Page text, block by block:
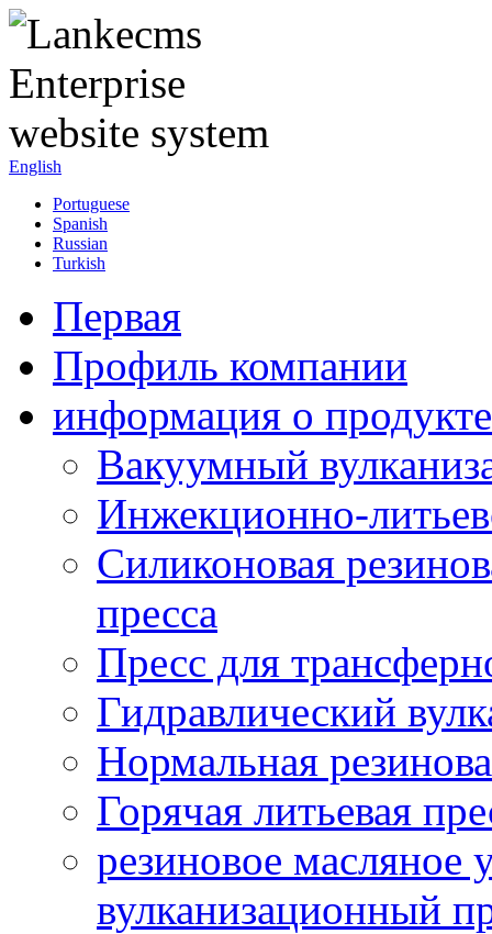
English
Portuguese
Spanish
Russian
Turkish
Первая
Профиль компании
информация о продукте
Вакуумный
Инжекционно-
Силиконовая
пресса
Пресс для
Гидравлический
Нормальная
Горячая литьевая
резиновое
вулканизационный